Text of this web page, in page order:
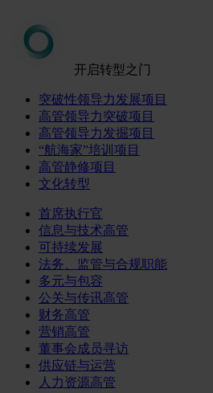
开启转型之门
突破性领导力发展项目
高管领导力突破项目
高管领导力发掘项目
“航海家”培训项目
高管静修项目
文化转型
首席执行官
信息与技术高管
可持续发展
法务、监管与合规职能
多元与包容
公关与传讯高管
财务高管
营销高管
董事会成员寻访
供应链与运营
人力资源高管